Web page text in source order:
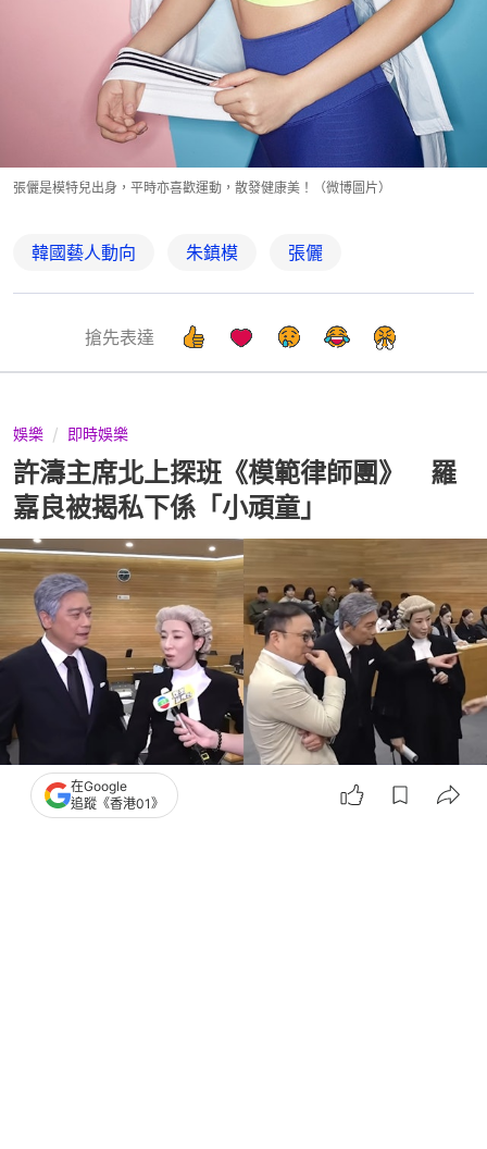
張儷是模特兒出身，平時亦喜歡運動，散發健康美！（微博圖片）
韓國藝人動向 朱鎮模 張儷
搶先表達
娛樂 即時娛樂
許濤主席北上探班《模範律師團》 羅
嘉良被揭私下係「小頑童」
撰文：種嚶嚶
在Google
追蹤《香港01》